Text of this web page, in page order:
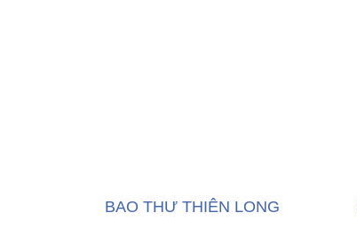
BAO THƯ THIÊN LONG